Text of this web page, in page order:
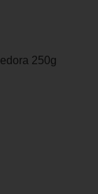
250g